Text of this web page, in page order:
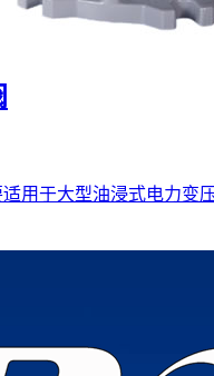
于大型油浸式电力变